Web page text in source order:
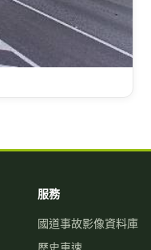
服務
國道事故影像資料庫